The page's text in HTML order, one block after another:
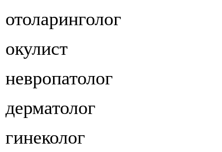
отоларинголог
окулист
невропатолог
дерматолог
гинеколог